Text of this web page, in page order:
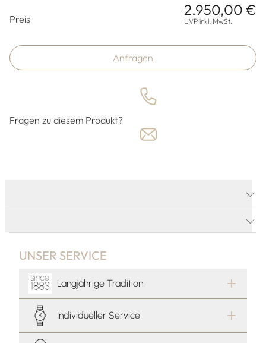
Preis
2.950,00 €
UVP inkl. MwSt.
Anfragen
Fragen zu diesem Produkt?
UNSER SERVICE
Langjährige Tradition
Individueller Service